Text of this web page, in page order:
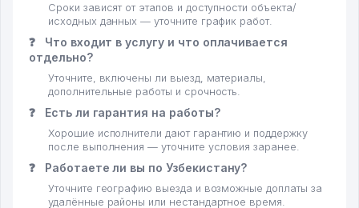
Сроки зависят от этапов и доступности объекта/
исходных данных — уточните график работ.
❓
Что входит в услугу и что оплачивается
отдельно?
Уточните, включены ли выезд, материалы,
дополнительные работы и срочность.
❓ Есть ли гарантия на работы?
Хорошие исполнители дают гарантию и поддержку
после выполнения — уточните условия заранее.
❓ Работаете ли вы по Узбекистану?
Уточните географию выезда и возможные доплаты за
удалённые районы или нестандартное время.